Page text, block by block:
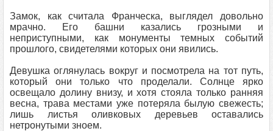
Замок, как считала Франческа, выглядел довольно
мрачно. Его башни казались грозными и
неприступными, как монументы темных событий
прошлого, свидетелями которых они явились.
Девушка оглянулась вокруг и посмотрела на тот путь,
который они только что проделали. Солнце ярко
освещало долину внизу, и хотя стояла только ранняя
весна, трава местами уже потеряла былую свежесть;
лишь листья оливковых деревьев оставались
нетронутыми зноем.